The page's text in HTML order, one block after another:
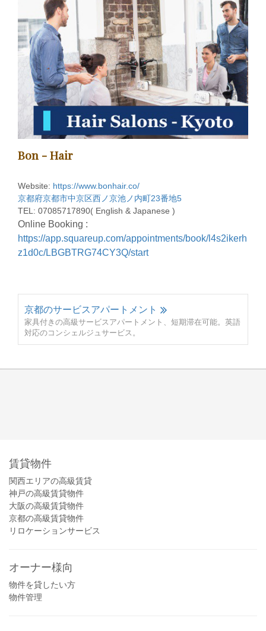
Bon - Hair
Website: https://www.bonhair.co/
京都府京都市中京区西ノ京池ノ内町23番地5
TEL: 07085717890( English & Japanese )
Online Booking :
https://app.squareup.com/appointments/book/l4s2ikerh
z1d0c/LBGBTRG74CY3Q/start
京都のサービスアパートメント
家具付きの高級サービスアパートメント、短期滞在可能。英語
対応のコンシェルジュサービス。
賃貸物件
関西エリアの高級賃貸
神戸の高級賃貸物件
大阪の高級賃貸物件
京都の高級賃貸物件
リロケーションサービス
オーナー様向
物件を貸したい方
物件管理